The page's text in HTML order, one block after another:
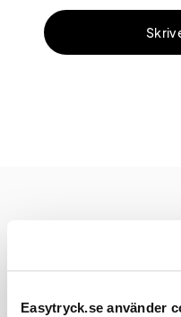
Easytryck.se använder
Skriv